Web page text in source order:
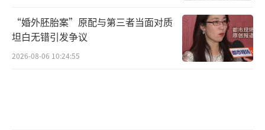
存量博弈必然会带来极致的分化，有钱人
的购买力依然在，他们想要的是稀缺资产，能
“婚外胚胎案”原配与第三者当面对质
坦白无错引发争议
2026-08-06 10:24:55